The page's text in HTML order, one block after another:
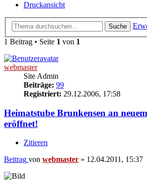
Druckansicht
Suche
1 Beitrag • Seite 1 von 1
webmaster
Site Admin
Beiträge: 99
Registriert: 29.12.2006, 17:58
Heimatstube Brunkensen an
eröffnet!
Zitieren
Beitrag von webmaster » 12.04.2011, 15:37